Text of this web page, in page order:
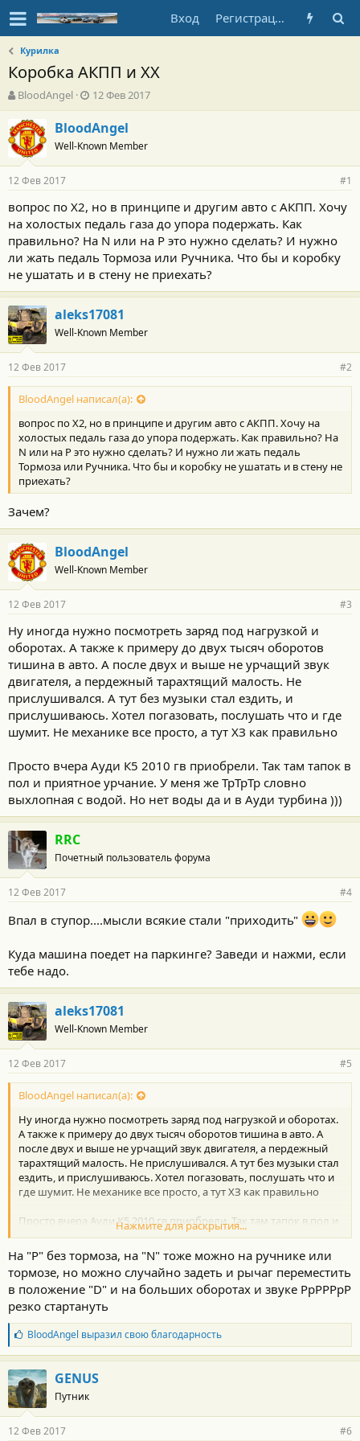
Вход Регистрация
Курилка
Коробка АКПП и ХХ
А
в
т
о
р
т
е
м
ы
BloodAngel
Д
а
т
а
н
а
а
л
а
12 Фев 2017
BloodAngel
Well-Known Member
12 Фев 2017 #1
вопрос по Х2, но в принципе и другим авто с АКПП. Хочу
на холостых педаль газа до упора подержать. Как
правильно? На N или на P это нужно сделать? И нужно
ли жать педаль Тормоза или Ручника. Что бы и коробку
не ушатать и в стену не приехать?
aleks17081
Well-Known Member
12 Фев 2017 #2
BloodAngel написал(а):
вопрос по Х2, но в принципе и другим авто с АКПП. Хочу на
холостых педаль газа до упора подержать. Как правильно? На
N или на P это нужно сделать? И нужно ли жать педаль
Тормоза или Ручника. Что бы и коробку не ушатать и в стену не
приехать?
Зачем?
BloodAngel
Well-Known Member
12 Фев 2017 #3
Ну иногда нужно посмотреть заряд под нагрузкой и
оборотах. А также к примеру до двух тысяч оборотов
тишина в авто. А после двух и выше не урчащий звук
двигателя, а пердежный тарахтящий малость. Не
прислушивался. А тут без музыки стал ездить, и
прислушиваюсь. Хотел погазовать, послушать что и где
шумит. Не механике все просто, а тут ХЗ как правильно
Просто вчера Ауди К5 2010 гв приобрели. Так там тапок в
пол и приятное урчание. У меня же ТрТрТр словно
выхлопная с водой. Но нет воды да и в Ауди турбина )))
RRC
Почетный пользователь форума
12 Фев 2017 #4
Впал в ступор....мысли всякие стали "приходить"
Куда машина поедет на паркинге? Заведи и нажми, если
тебе надо.
aleks17081
Well-Known Member
12 Фев 2017 #5
BloodAngel написал(а):
Ну иногда нужно посмотреть заряд под нагрузкой и оборотах.
А также к примеру до двух тысяч оборотов тишина в авто. А
после двух и выше не урчащий звук двигателя, а пердежный
тарахтящий малость. Не прислушивался. А тут без музыки стал
ездить, и прислушиваюсь. Хотел погазовать, послушать что и
где шумит. Не механике все просто, а тут ХЗ как правильно
Просто вчера Ауди К5 2010 гв приобрели. Так там тапок в пол и
приятное урчание. У меня же ТрТрТр словно выхлопная с
водой. Но нет воды да и в Ауди турбина )))
Нажмите для раскрытия...
На "Р" без тормоза, на "N" тоже можно на ручнике или
тормозе, но можно случайно задеть и рычаг переместить
в положение "D" и на больших оборотах и звуке РрРРРрР
резко стартануть
Б
л
а
г
о
д
а
н
BloodAngel выразил свою благодарность
GENUS
Путник
12 Фев 2017 #6